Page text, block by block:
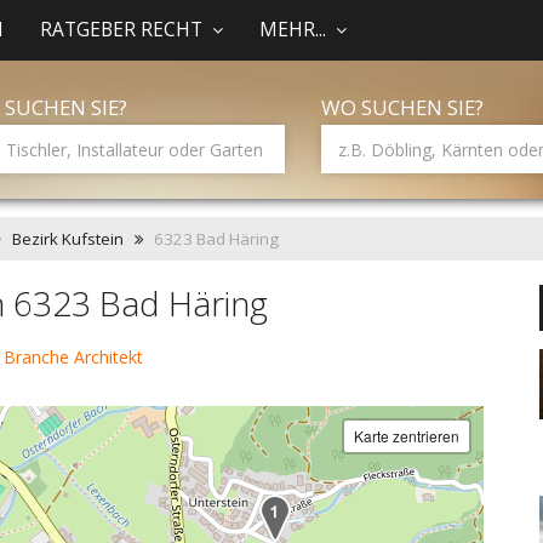
RATGEBER RECHT MEHR...
SIE? WO SUCHEN SIE?
Bezirk Kufstein 6323 Bad Häring
6323 Bad Häring
Architekt
Karte zentrieren